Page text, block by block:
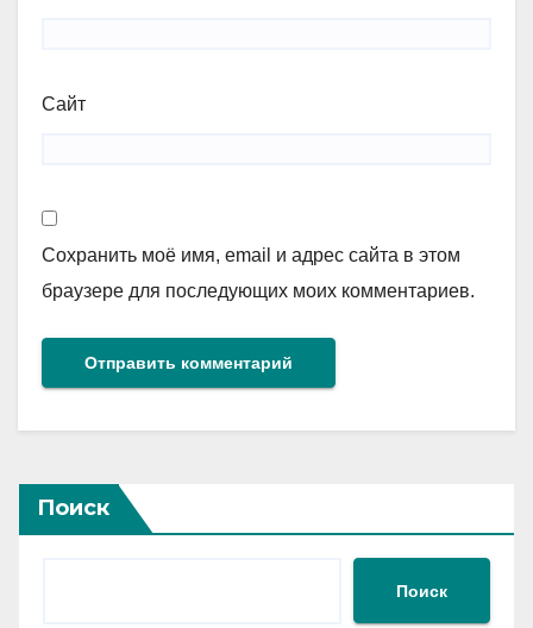
Сайт
Сохранить моё имя, email и адрес сайта в этом
браузере для последующих моих комментариев.
Поиск
Поиск